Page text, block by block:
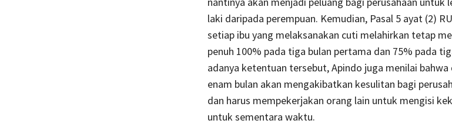
laki daripada perempuan. Kemudian, Pasal 5 ayat (2)
setiap ibu yang melaksanakan cuti melahirkan tetap
penuh 100% pada tiga bulan pertama dan 75% pada
adanya ketentuan tersebut, Apindo juga menilai
enam bulan akan mengakibatkan kesulitan bagi
dan harus mempekerjakan orang lain untuk mengisi
untuk sementara waktu.